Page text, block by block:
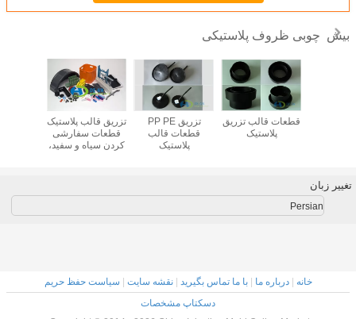
بیش چوبی ظروف پلاستیکی
تزریق قالب پلاستیک
قطعات سفارشی
کردن سیاه و سفید،
تزریق PP PE
قطعات قالب
پلاستیک
قطعات قالب تزریق
پلاستیک
تغییر زبان
Persian
خانه |درباره ما |با ما تماس بگیرید |نقشه سایت | سیاست حفظ حریم
دسکتاپ مشخصات